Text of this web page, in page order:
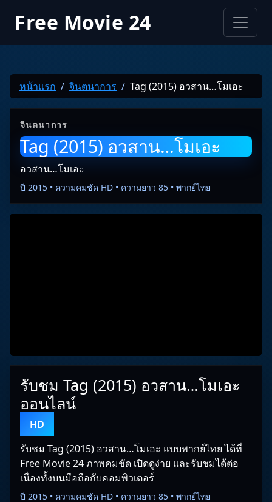
Free Movie 24
หน้าแรก จินตนาการ Tag (2015) อวสาน…โมเอะ
จินตนาการ
Tag (2015) อวสาน…โมเอะ
อวสาน…โมเอะ
ปี 2015 • ความคมชัด HD • ความยาว 85 • พากย์ไทย
รับชม Tag (2015) อวสาน…โมเอะ
ออนไลน์
HD
รับชม Tag (2015) อวสาน…โมเอะ แบบพากย์ไทย ได้ที่
Free Movie 24 ภาพคมชัด เปิดดูง่าย และรับชมได้ต่อ
เนื่องทั้งบนมือถือกับคอมพิวเตอร์
ปี 2015 • ความคมชัด HD • ความยาว 85 • พากย์ไทย